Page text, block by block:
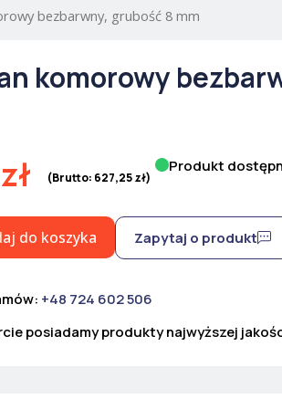
bezbarwny, grubość 8 mm
komorowy
zł (Brutto: 627,25zł)
Produkt
do koszyka Zapytaj o produkt
+48 724 602 506
posiadamy produkty najwyższej